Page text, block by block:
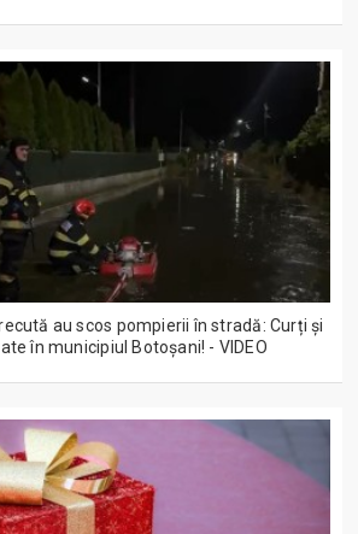
au scos pompierii în stradă: Curți și
în municipiul Botoșani! - VIDEO